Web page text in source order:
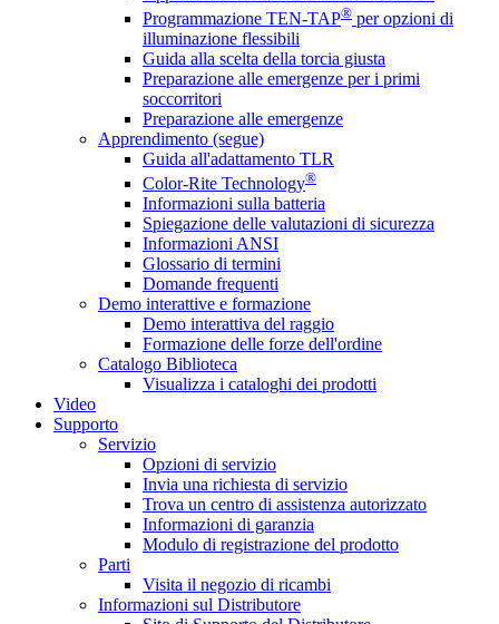
Programmazione TEN-TAP® per opzioni di
illuminazione flessibili
Guida alla scelta della torcia giusta
Preparazione alle emergenze per i primi
soccorritori
Preparazione alle emergenze
Apprendimento (segue)
Guida all'adattamento TLR
Color-Rite Technology®
Informazioni sulla batteria
Spiegazione delle valutazioni di sicurezza
Informazioni ANSI
Glossario di termini
Domande frequenti
Demo interattive e formazione
Demo interattiva del raggio
Formazione delle forze dell'ordine
Catalogo Biblioteca
Visualizza i cataloghi dei prodotti
Video
Supporto
Servizio
Opzioni di servizio
Invia una richiesta di servizio
Trova un centro di assistenza autorizzato
Informazioni di garanzia
Modulo di registrazione del prodotto
Parti
Visita il negozio di ricambi
Informazioni sul Distributore